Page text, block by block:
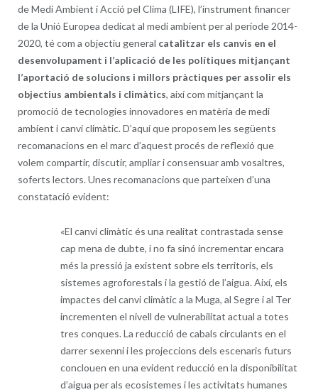
de Medi Ambient i Acció pel Clima (LIFE), l’instrument financer
de la Unió Europea dedicat al medi ambient per al període 2014-
2020, té com a objectiu general catalitzar els canvis en el
desenvolupament i l’aplicació de les polítiques mitjançant
l’aportació de solucions i millors pràctiques per assolir els
objectius ambientals i climàtics, així com mitjançant la
promoció de tecnologies innovadores en matèria de medi
ambient i canvi climàtic. D’aquí que proposem les següents
recomanacions en el marc d’aquest procés de reflexió que
volem compartir, discutir, ampliar i consensuar amb vosaltres,
soferts lectors. Unes recomanacions que parteixen d’una
constatació evident:
«El canvi climàtic és una realitat contrastada sense
cap mena de dubte, i no fa sinó incrementar encara
més la pressió ja existent sobre els territoris, els
sistemes agroforestals i la gestió de l’aigua. Així, els
impactes del canvi climàtic a la Muga, al Segre i al Ter
incrementen el nivell de vulnerabilitat actual a totes
tres conques. La reducció de cabals circulants en el
darrer sexenni i les projeccions dels escenaris futurs
conclouen en una evident reducció en la disponibilitat
d’aigua per als ecosistemes i les activitats humanes